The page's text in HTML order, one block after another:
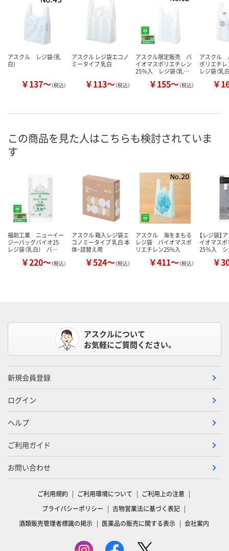
アスクル レジ袋（乳
白）
￥137～（税込）
アスクル レジ袋エコノ
ミータイプ 乳白
￥113～（税込）
アスクル限定販売 バ
イオマスポリエチレン
25％入 レジ袋（乳…
￥155～（税込）
アスクル
ポリエチ
レジ袋（乳
￥
この商品を見た人はこちらも検討されていま
す
福助工業 ニューイー
ジーバッグバイオ25
レジ袋（乳白） バ…
￥220～（税込）
アスクル 箱入レジ袋エ
コノミータイプ 乳白 本
体・詰替え用
￥524～（税込）
アスクル 海をまもる
レジ袋 バイオマスポ
リエチレン25%入
￥411～（税込）
【レジ袋
イオマス
25％入
￥
アスクルについて
お気軽にご質問ください。
新規会員登録
ログイン
ヘルプ
ご利用ガイド
お問い合わせ
ご利用規約 ご利用環境について
ご利用上の注意
プライバシーポリシー
古物営業法に基づく表記
酒類販売管理者標識の掲示
医薬品の販売に関する表示 会社案内